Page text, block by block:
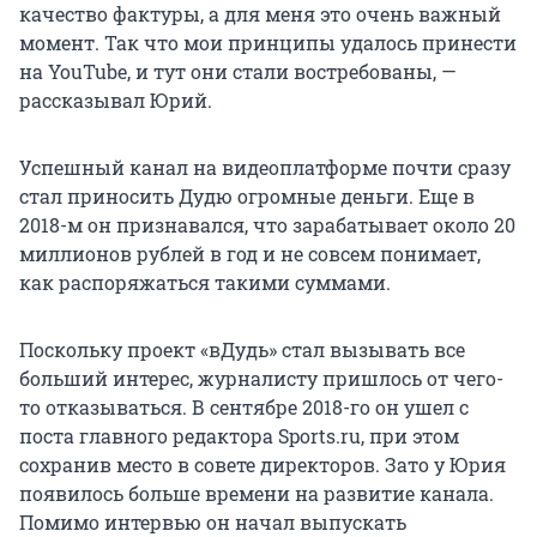
качество фактуры, а для меня это очень важный
момент. Так что мои принципы удалось принести
на YouTube, и тут они стали востребованы, —
рассказывал Юрий.
Успешный канал на видеоплатформе почти сразу
стал приносить Дудю огромные деньги. Еще в
2018-м он признавался, что зарабатывает около 20
миллионов рублей в год и не совсем понимает,
как распоряжаться такими суммами.
Поскольку проект «вДудь» стал вызывать все
больший интерес, журналисту пришлось от чего-
то отказываться. В сентябре 2018-го он ушел с
поста главного редактора Sports.ru, при этом
сохранив место в совете директоров. Зато у Юрия
появилось больше времени на развитие канала.
Помимо интервью он начал выпускать